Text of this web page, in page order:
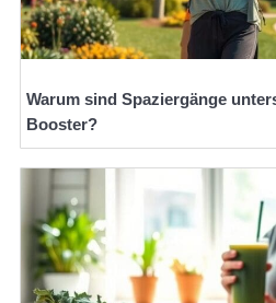
Warum sind Spaziergänge
Booster?